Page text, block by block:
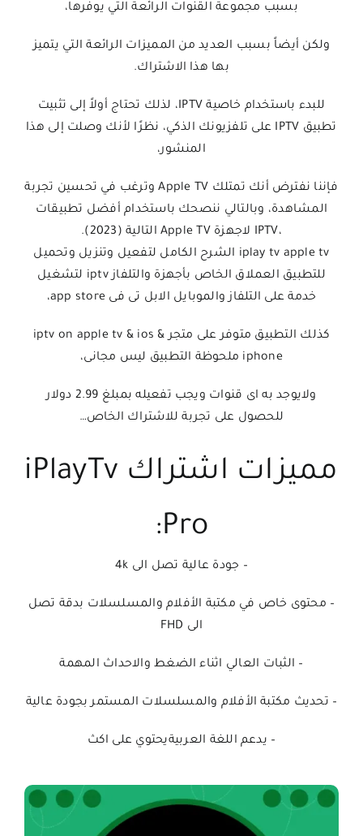
بسبب مجموعة القنوات الرائعة التي يوفرها،
ولكن أيضاً بسبب العديد من المميزات الرائعة التي يتميز
بها هذا الاشتراك.
للبدء باستخدام خاصية IPTV، لذلك تحتاج أولاً إلى تثبيت
تطبيق IPTV على تلفزيونك الذكي، نظرًا لأنك وصلت إلى هذا
المنشور،
فإننا نفترض أنك تمتلك Apple TV وترغب في تحسين تجربة
المشاهدة، وبالتالي ننصحك باستخدام أفضل تطبيقات
،IPTV لاجهزة Apple TV التالية (2023).
iplay tv apple tv الشرح الكامل لتفعيل وتنزيل وتحميل
للتطبيق العملاق الخاص بأجهزة والتلفاز iptv لتشغيل
خدمة على التلفاز والموبايل الابل تى فى app store،
كذلك التطبيق متوفر على متجر iptv on apple tv & ios &
iphone ملحوظة التطبيق ليس مجانى،
ولايوجد به اى قنوات ويجب تفعيله بمبلغ 2.99 دولار
للحصول على تجربة للاشتراك الخاص…
مميزات اشتراك iPlayTv
Pro:
– جودة عالية تصل الى 4k
– محتوى خاص في مكتبة الأفلام والمسلسلات بدقة تصل
الى FHD
– الثبات العالي اثناء الضغط والاحداث المهمة
– تحديث مكتبة الأفلام والمسلسلات المستمر بجودة عالية
– يدعم اللغة العربيةيحتوي على اكث